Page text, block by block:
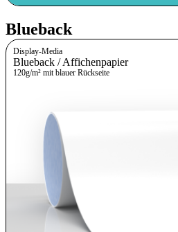
Blueback
Display-Media
Blueback / Affichenpapier
120g/m² mit blauer Rückseite